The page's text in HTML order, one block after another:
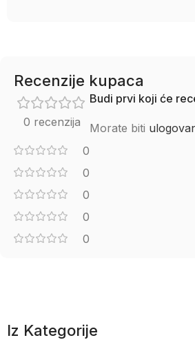
Recenzije kupaca
0 recenzija
0
0
0
0
0
Budi prvi koji će
Morate biti
Iz Kategorije